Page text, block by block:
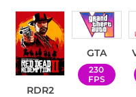
RDR2
GTA
230
FPS